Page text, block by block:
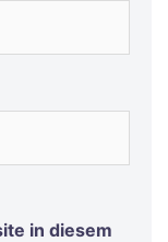
in diesem